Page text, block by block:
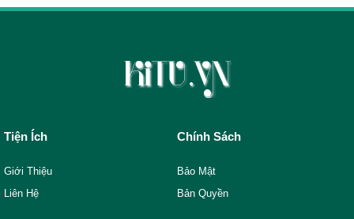
Tiện Ích
Giới Thiệu
Liên Hệ
Chính Sách
Bảo Mật
Bản Quyền